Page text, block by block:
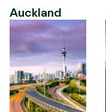
Auckland